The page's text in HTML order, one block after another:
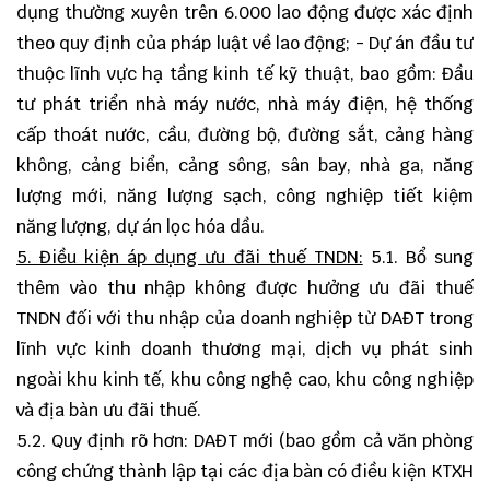
dụng thường xuyên trên 6.000 lao động được xác định
theo quy định của pháp luật về lao động; - Dự án đầu tư
thuộc lĩnh vực hạ tầng kinh tế kỹ thuật, bao gồm: Đầu
tư phát triển nhà máy nước, nhà máy điện, hệ thống
cấp thoát nước, cầu, đường bộ, đường sắt, cảng hàng
không, cảng biển, cảng sông, sân bay, nhà ga, năng
lượng mới, năng lượng sạch, công nghiệp tiết kiệm
năng lượng, dự án lọc hóa dầu.
5. Điều kiện áp dụng ưu đãi thuế TNDN: 5.1. Bổ sung
thêm vào thu nhập không được hưởng ưu đãi thuế
TNDN đối với thu nhập của doanh nghiệp từ DAĐT trong
lĩnh vực kinh doanh thương mại, dịch vụ phát sinh
ngoài khu kinh tế, khu công nghệ cao, khu công nghiệp
và địa bàn ưu đãi thuế.
5.2. Quy định rõ hơn: DAĐT mới (bao gồm cả văn phòng
công chứng thành lập tại các địa bàn có điều kiện KTXH